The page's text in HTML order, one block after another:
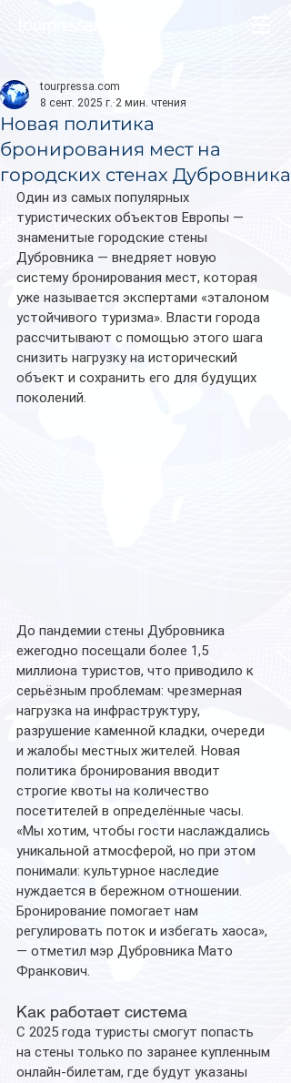
Новая политика
бронирования мест на
городских стенах Дубровника
tourpressa.com
8 сент. 2025 г. 2 мин. чтения
Один из самых популярных
туристических объектов Европы —
знаменитые городские стены
Дубровника — внедряет новую
систему бронирования мест, которая
уже называется экспертами «эталоном
устойчивого туризма». Власти города
рассчитывают с помощью этого шага
снизить нагрузку на исторический
объект и сохранить его для будущих
поколений.
До пандемии стены Дубровника
ежегодно посещали более 1,5
миллиона туристов, что приводило к
серьёзным проблемам: чрезмерная
нагрузка на инфраструктуру,
разрушение каменной кладки, очереди
и жалобы местных жителей. Новая
политика бронирования вводит
строгие квоты на количество
посетителей в определённые часы.
«Мы хотим, чтобы гости наслаждались
уникальной атмосферой, но при этом
понимали: культурное наследие
нуждается в бережном отношении.
Бронирование помогает нам
регулировать поток и избегать хаоса»,
— отметил мэр Дубровника Мато
Франкович.
Как работает система
С 2025 года туристы смогут попасть
на стены только по заранее купленным
онлайн-билетам, где будут указаны